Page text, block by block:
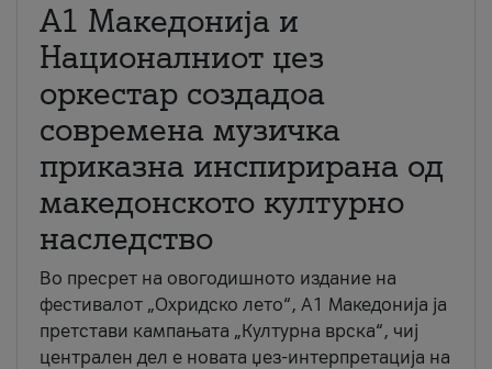
А1 Македонија и
Националниот џез
оркестар создадоа
современа музичка
приказна инспирирана од
македонското културно
наследство
Во пресрет на овогодишното издание на
фестивалот „Охридско лето“, А1 Македонија ја
претстави кампањата „Културна врска“, чиј
централен дел е новата џез-интерпретација на